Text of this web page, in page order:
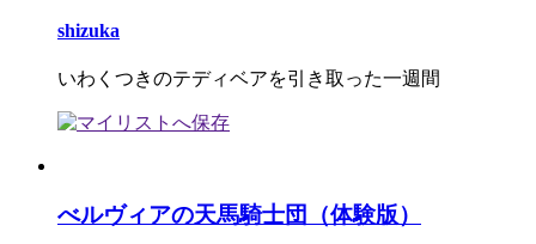
shizuka
いわくつきのテディベアを引き取った一週間
べルヴィアの天馬騎士団（体験版）